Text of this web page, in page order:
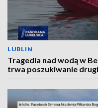
LUBLIN
Tragedia nad wodą w
trwa poszukiwanie